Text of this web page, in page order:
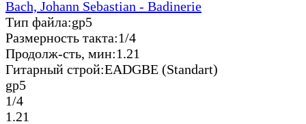
Bach, Johann Sebastian - Badinerie
Тип файла:gp5
Размерность такта:1/4
Продолж-сть, мин:1.21
Гитарный строй:EADGBE (Standart)
gp5
1/4
1.21